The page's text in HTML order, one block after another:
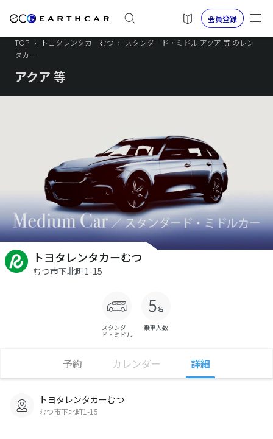
会員登録
TOP › トヨタレンタカーむつ ›
スタンダード・ミドル アクア 等 のレン
タカー
アクア 等
トヨタレンタカーむつ
むつ市下北町1-15
スタンダー
ド・ミドル
乗車人数
予約 カレンダー 詳細
トヨタレンタカーむつ
むつ市下北町1-15